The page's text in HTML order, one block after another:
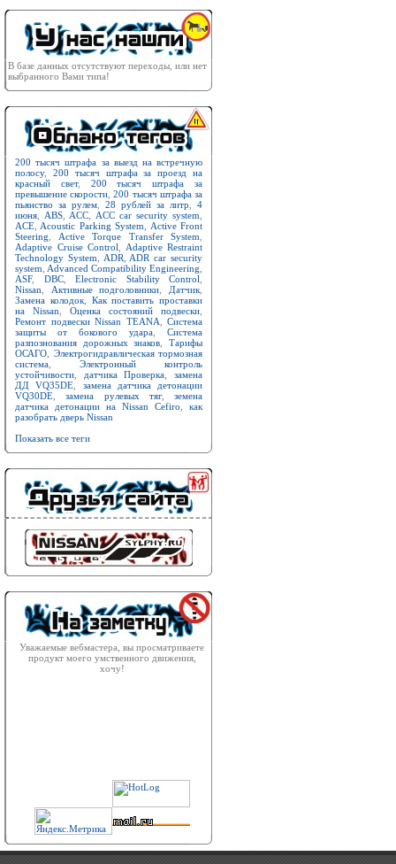
В базе данных отсутствуют переходы, или нет
выбранного Вами типа!
200 тысяч штрафа за выезд на встречную
полосу, 200 тысяч штрафа за проезд на
красный свет, 200 тысяч штрафа за
превышение скорости ,200 тысяч штрафа за
пьянство за рулем
28 рублей за литр
4
июня
ABS ACC ACC car security system
ACE Acoustic Parking System
Active Front
Steering
Active Torque Transfer System
Adaptive Cruise Control
Adaptive Restraint
Technology System
ADR
ADR car security
system Advanced Compatibility Engineering
ASF, DBC, Electronic Stability Control
Nissan
Активные подголовники Датчик
Замена колодок, Как поставить проставки
на Nissan
Оценка состояний подвески
Ремонт подвески Nissan TEANA
Система
защиты от бокового удара
Система
разпознования дорожных знаков ,Тарифы
ОСАГО
Электрогидравлическая тормозная
система
Электронный контроль
устойчивости
датчика Проверка ,замена
ДД VQ35DE
замена датчика детонации
VQ30DE ,замена рулевых тяг, земена
датчика детонации на Nissan Cefiro
как
разобрать дверь Nissan
Показать все теги
Уважаемые вебмастера, вы просматриваете
продукт моего умственного движения,
хочу!